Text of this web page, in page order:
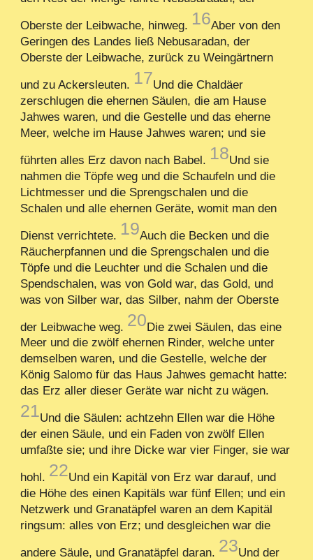
Oberste der Leibwache, hinweg. 16Aber von den
Geringen des Landes ließ Nebusaradan, der
Oberste der Leibwache, zurück zu Weingärtnern
und zu Ackersleuten. 17Und die Chaldäer
zerschlugen die ehernen Säulen, die am Hause
Jahwes waren, und die Gestelle und das eherne
Meer, welche im Hause Jahwes waren; und sie
führten alles Erz davon nach Babel. 18Und sie
nahmen die Töpfe weg und die Schaufeln und die
Lichtmesser und die Sprengschalen und die
Schalen und alle ehernen Geräte, womit man den
Dienst verrichtete. 19Auch die Becken und die
Räucherpfannen und die Sprengschalen und die
Töpfe und die Leuchter und die Schalen und die
Spendschalen, was von Gold war, das Gold, und
was von Silber war, das Silber, nahm der Oberste
der Leibwache weg. 20Die zwei Säulen, das eine
Meer und die zwölf ehernen Rinder, welche unter
demselben waren, und die Gestelle, welche der
König Salomo für das Haus Jahwes gemacht hatte:
das Erz aller dieser Geräte war nicht zu wägen.
21Und die Säulen: achtzehn Ellen war die Höhe
der einen Säule, und ein Faden von zwölf Ellen
umfaßte sie; und ihre Dicke war vier Finger, sie war
hohl. 22Und ein Kapitäl von Erz war darauf, und
die Höhe des einen Kapitäls war fünf Ellen; und ein
Netzwerk und Granatäpfel waren an dem Kapitäl
ringsum: alles von Erz; und desgleichen war die
andere Säule, und Granatäpfel daran. 23Und der